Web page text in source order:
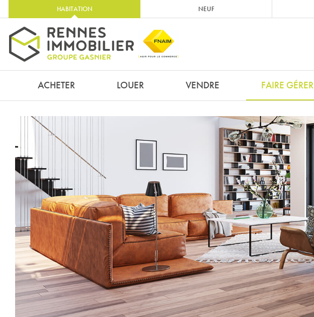
HABITATION NEUF
ACHETER LOUER VENDRE FAIRE GÉRER